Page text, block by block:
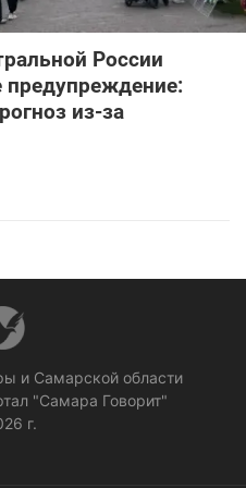
России
предупреждение:
из-за
и Самарской области
"Самара Говорит"
г.